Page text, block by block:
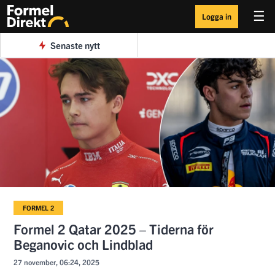
☰
Logga in
Senaste nytt
FORMEL 2
Formel 2 Qatar 2025 – Tiderna för
Beganovic och Lindblad
27 november, 06:24, 2025